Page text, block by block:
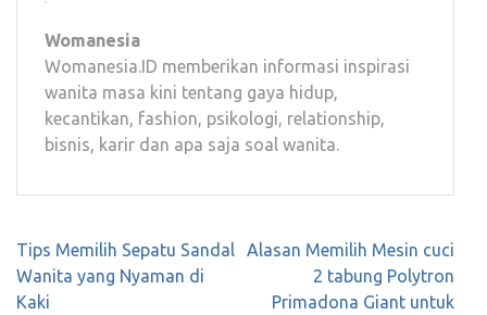
Womanesia
Womanesia.ID memberikan informasi inspirasi
wanita masa kini tentang gaya hidup,
kecantikan, fashion, psikologi, relationship,
bisnis, karir dan apa saja soal wanita.
Navigasi
pos
Tips Memilih Sepatu Sandal
Wanita yang Nyaman di
Kaki
Alasan Memilih Mesin cuci
2 tabung Polytron
Primadona Giant untuk